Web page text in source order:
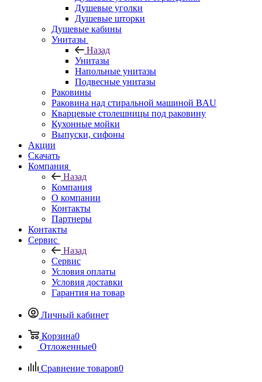
Душевые уголки
Душевые шторки
Душевые кабины
Унитазы
Назад
Унитазы
Напольные унитазы
Подвесные унитазы
Раковины
Раковина над стиральной машиной BAU
Кварцевые столешницы под раковину
Кухонные мойки
Выпуски, сифоны
Акции
Скачать
Компания
Назад
Компания
О компании
Контакты
Партнеры
Контакты
Сервис
Назад
Сервис
Условия оплаты
Условия доставки
Гарантия на товар
Личный кабинет
Корзина0
Отложенные0
Сравнение товаров0